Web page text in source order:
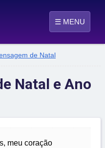
☰ MENU
de Natal
Natal e Ano
meu coração